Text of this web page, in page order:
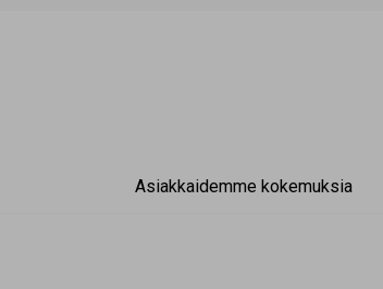
Asiakkaidemme kokemuksia